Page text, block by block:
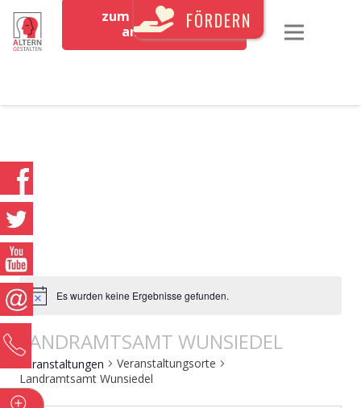
zum Newsletter
anmeldenFÖRDERN
Es wurden keine Ergebnisse gefunden.
LANDRAMTSAMT WUNSIEDEL
Veranstaltungen
Veranstaltungsorte
Landramtsamt Wunsiedel